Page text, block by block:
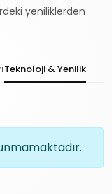
yeniliklerden
Teknoloji & Yenilik